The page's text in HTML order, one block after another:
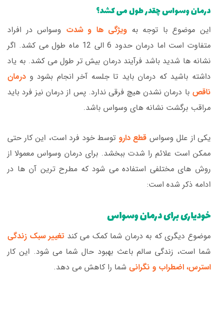
درمان وسواس چقدر طول می کشد؟
این موضوع با توجه به ویژگی ها و شدت وسواس در افراد
متفاوت است اما درمان حدود 6 الی 12 ماه طول می کشد. اگر
نشانه ها شدید باشد فرآیند درمان بیش تر طول می کشد. به یاد
داشته باشید که درمان باید تا جلسه آخر انجام بشود و درمان
ناقص با درمان نشدن هیچ فرقی ندارد. پس از درمان نیز فرد باید
مراقب برگشت نشانه های وسواس باشد.
یکی از علل وسواس قطع دارو توسط خود فرد است، این کار حتی
ممکن است علائم را شدت ببخشد. برای درمان وسواس معمولا از
روش های مختلفی استفاده می شود که مطرح ترین آن ها در
ادامه ذکر شده است:
خودیاری برای درمان وسواس
موضوع دیگری که به درمان شما کمک می کند تغییر سبک زندگی
شما است، زندگی سالم باعث بهبود حال شما می شود. این کار
استرس، اضطراب و نگرانی شما را کاهش می دهد.